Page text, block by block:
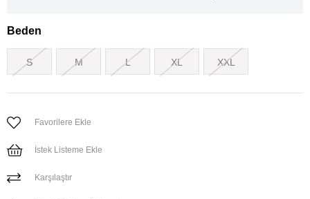
Beden
S M L XL XXL
Favorilere Ekle
İstek Listeme Ekle
Karşılaştır